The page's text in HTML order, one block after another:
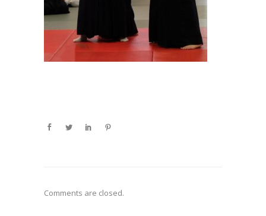
Comments are closed.